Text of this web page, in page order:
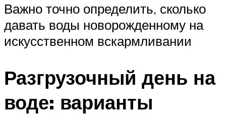
Важно точно определить, сколько
давать воды новорожденному на
искусственном вскармливании
Разгрузочный день на
воде: варианты